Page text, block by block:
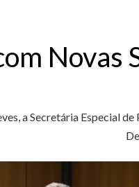
Novas
a Secretária Especial